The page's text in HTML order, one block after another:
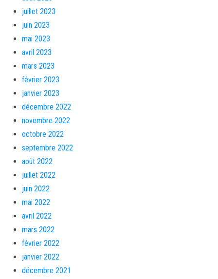
juillet 2023
juin 2023
mai 2023
avril 2023
mars 2023
février 2023
janvier 2023
décembre 2022
novembre 2022
octobre 2022
septembre 2022
août 2022
juillet 2022
juin 2022
mai 2022
avril 2022
mars 2022
février 2022
janvier 2022
décembre 2021